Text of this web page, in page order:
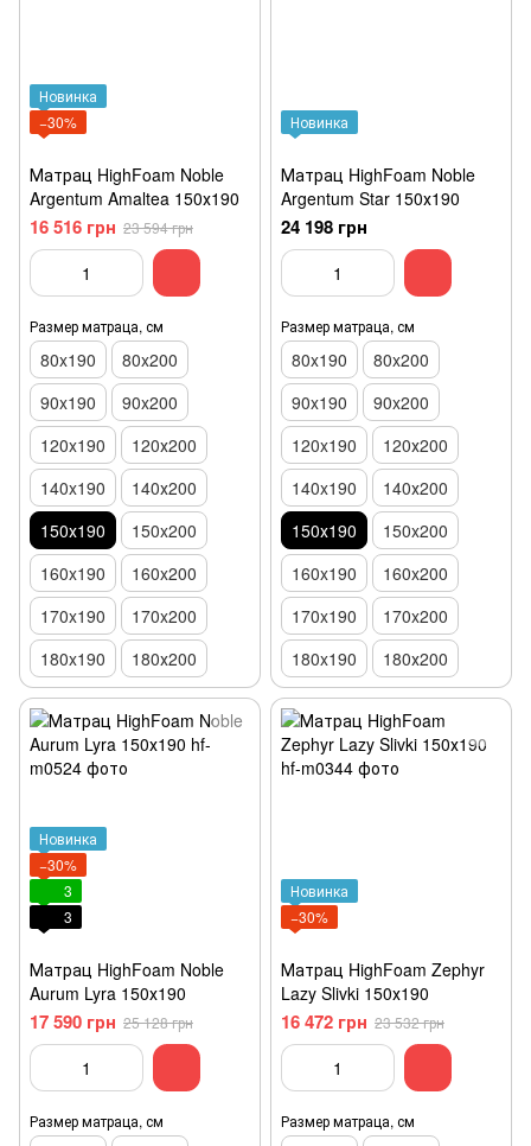
Новинка
−30%
Матрац HighFoam Noble
Argentum Amaltea 150х190
16 516 грн 23 594 грн
Размер матраца, см
80x190
80x200
90x190
90x200
120x190
120х200
140x190
140х200
150х190
150x200
160x190
160x200
170x190
170x200
180x190
180х200
Новинка
Матрац HighFoam Noble
Argentum Star 150х190
24 198 грн
Размер матраца, см
80x190
80x200
90x190
90x200
120x190
120х200
140x190
140х200
150х190
150x200
160x190
160x200
170x190
170x200
180x190
180х200
Новинка
−30%
3
3
Матрац HighFoam Noble
Aurum Lyra 150х190
17 590 грн 25 128 грн
Размер матраца, см
Новинка
−30%
Матрац HighFoam Zephyr
Lazy Slivki 150х190
16 472 грн 23 532 грн
Размер матраца, см